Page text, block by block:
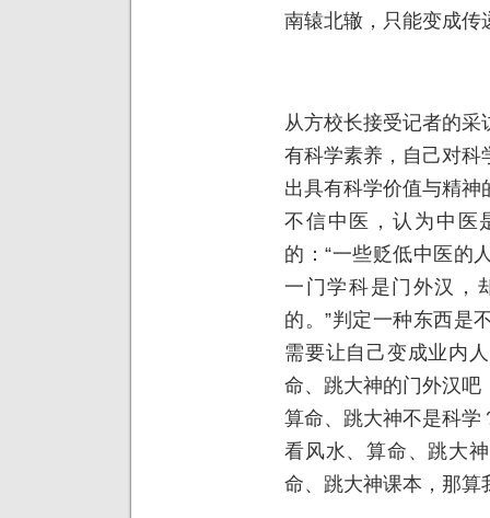
南辕北辙，只能变成传
从方校长接受记者的
有科学素养，自己对科
出具有科学价值与精
不信中医，认为中医
的：“一些贬低中医的
一门学科是门外汉，
的。”判定一种东西是
需要让自己变成业内
命、跳大神的门外汉吧
算命、跳大神不是科学
看风水、算命、跳大
命、跳大神课本，那算